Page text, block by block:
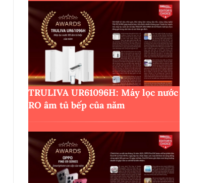
TRULIVA UR61096H: Máy lọc nước
RO âm tủ bếp của năm